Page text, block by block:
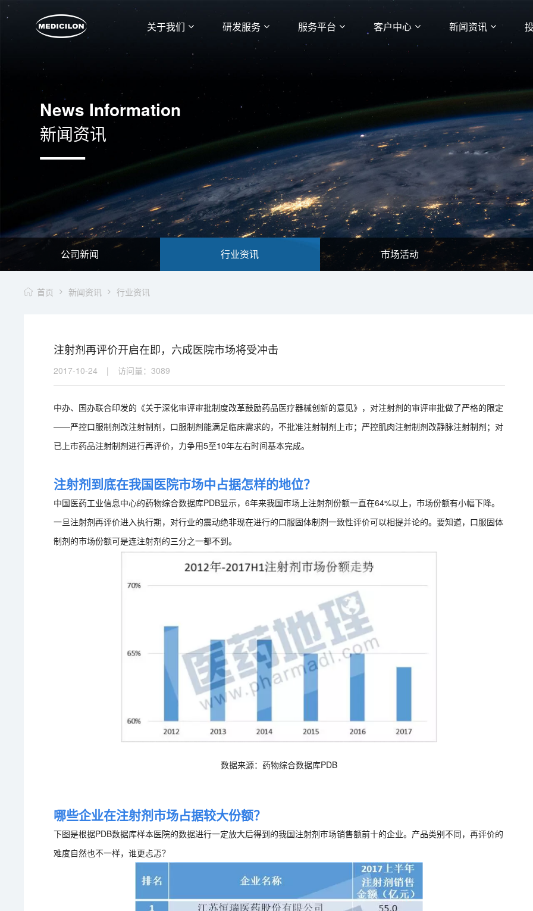
关于我们 研发服务 服务平台 客户中心 新闻资讯
News Information
新闻资讯
公司新闻 行业资讯 市场活动
首页 新闻资讯 行业资讯
注射剂再评价开启在即，六成医院市场将受冲击
2017-10-24 | 访问量：3089
中办、国办联合印发的《关于深化审评审批制度改革鼓励药品医疗器械创新的意见》，对注射剂的审评审批做了严格的限定
——严控口服制剂改注射制剂，口服制剂能满足临床需求的，不批准注射制剂上市；严控肌肉注射制剂改静脉注射制剂；对
已上市药品注射制剂进行再评价，力争用5至10年左右时间基本完成。
注射剂到底在我国医院市场中占据怎样的地位？
中国医药工业信息中心的药物综合数据库PDB显示，6年来我国市场上注射剂份额一直在64%以上，市场份额有小幅下降。
一旦注射剂再评价进入执行期，对行业的震动绝非现在进行的口服固体制剂一致性评价可以相提并论的。要知道，口服固体
制剂的市场份额可是连注射剂的三分之一都不到。
数据来源：药物综合数据库PDB
哪些企业在注射剂市场占据较大份额？
下图是根据PDB数据库样本医院的数据进行一定放大后得到的我国注射剂市场销售额前十的企业。产品类别不同，再评价的
难度自然也不一样，谁更忐忑？